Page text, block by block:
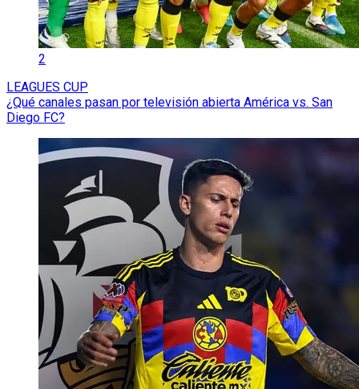
2
LEAGUES CUP
¿Qué canales pasan por televisión abierta América vs. San
Diego FC?